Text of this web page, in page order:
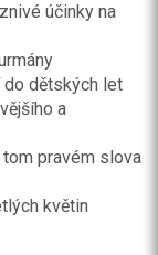
účinky na
do dětských let
a
pravém slova
květin